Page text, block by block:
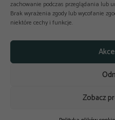
zachowanie podczas przeglądania lub
Brak wyrażenia zgody lub wycofanie
niektóre cechy i funkcje.
Zobacz
Copyright © 2025-
Polityka
Polityka